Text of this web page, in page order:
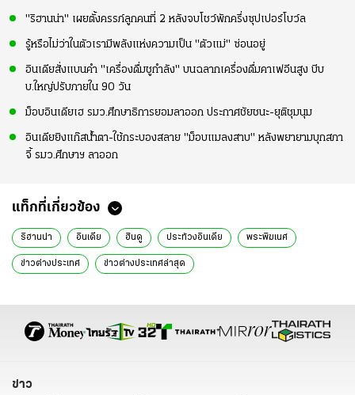
"ริฮานน่า" เผยตั้งครรภ์ลูกคนที่ 2 หลังจบโชว์พักครึ่งซุปเปอร์โบว์ล
รู้หรือไม่ว่าในตัวเรามีพลังแห่งความเป็น "ตัวแม่" ซ่อนอยู่
อินเดียสั่งแบนคำ "เครื่องดื่มชูกำลัง" บนฉลากเครื่องดื่มคาเฟอีนสูง บีบ
บ.ใหญ่ปรับภายใน 90 วัน
ม็อบอินเดียเฮ รมว.ศึกษาธิการยอมลาออก ประกาศชัยชนะ-ยุติชุมนุม
อินเดียยิงแก๊สน้ำตา-ใช้กระบองสลาย "ม็อบแมลงสาบ" หลังพยายามบุกสภา
จี้ รมว.ศึกษาฯ ลาออก
แท็กที่เกี่ยวข้อง
ริฮานน่า อินเดีย ฮินดู ประท้วงอินเดีย พระพิฆเนศ
ข่าวต่างประเทศ ข่าวต่างประเทศล่าสุด
ข่าว